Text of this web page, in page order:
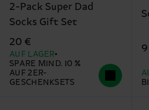
2-Pack Super Dad
Socks Gift Set
20 €
AUF LAGER
SPARE MIND. 10 %
AUF 2ER-
GESCHENKSETS